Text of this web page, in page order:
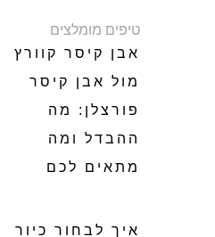
טיפים מומלצים
אבן קיסר קוורץ
מול אבן קיסר
פורצלן: מה
ההבדל ומה
מתאים לכם
איך לבחור כיור